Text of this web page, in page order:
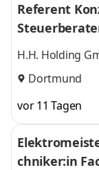
Referent
H.H. Holding
Dortmund
vor 11 Tagen
chniker:in